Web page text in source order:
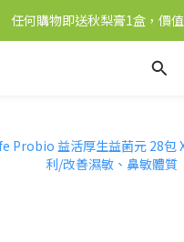
新會員送10元購物金
任何購物即送秋梨膏1盒，價
凡購物滿港幣250元即享本地順